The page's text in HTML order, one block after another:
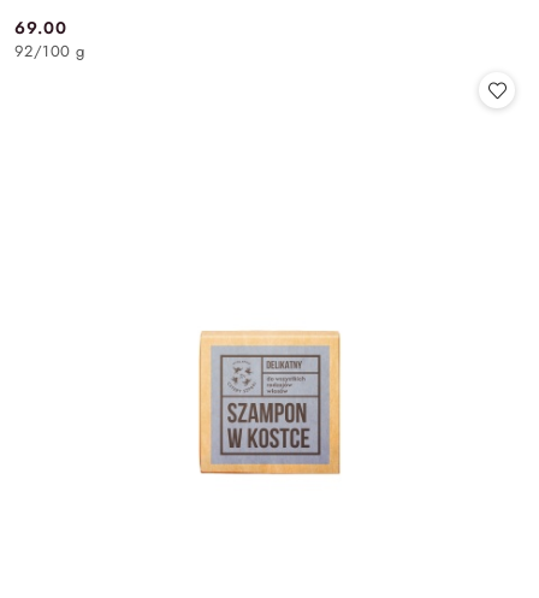
Cena:
69.00
92/100 g